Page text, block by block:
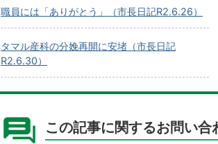
職員には「ありがとう」（市長日記R2.6.26）
タマル産科の分娩再開に安堵（市長日記
R2.6.30）
この記事に関するお問い合